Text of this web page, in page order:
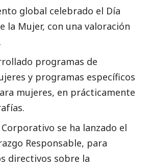
global celebrado el Día
la Mujer, con una valoración
programas de
y programas específicos
mujeres, en prácticamente
se ha lanzado el
Responsable, para
directivos sobre la